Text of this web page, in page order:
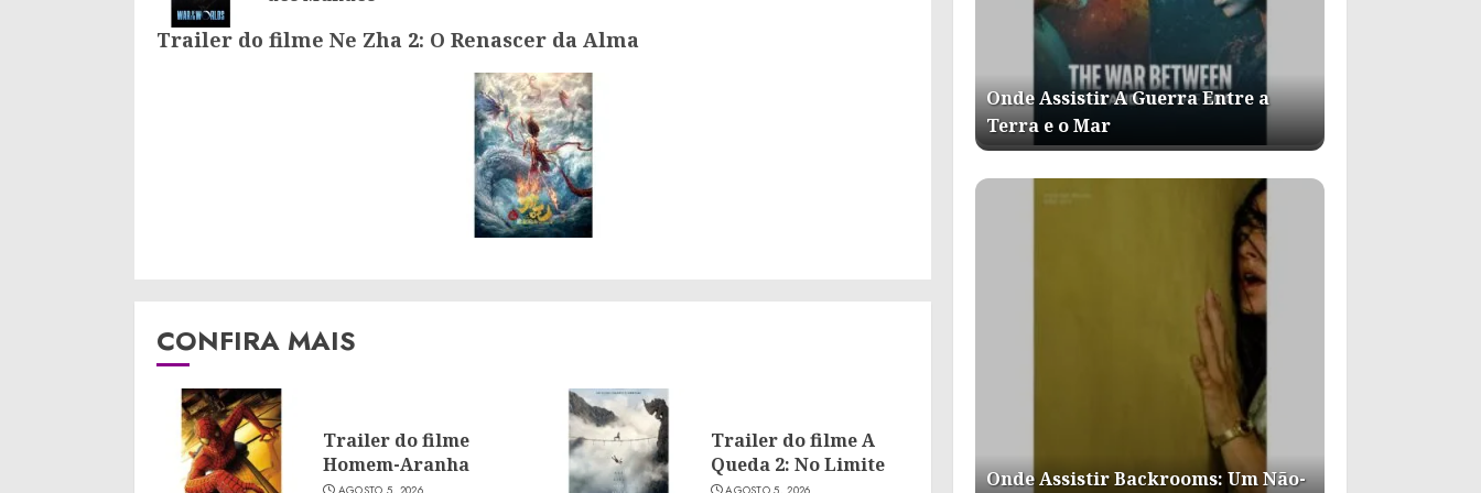
Trailer do filme Ne Zha 2: O Renascer da Alma
CONFIRA MAIS
Trailer do filme
Homem-Aranha
Trailer do filme A
Queda 2: No Limite
Onde Assistir A Guerra Entre a
Terra e o Mar
Onde Assistir Backrooms: Um Não-